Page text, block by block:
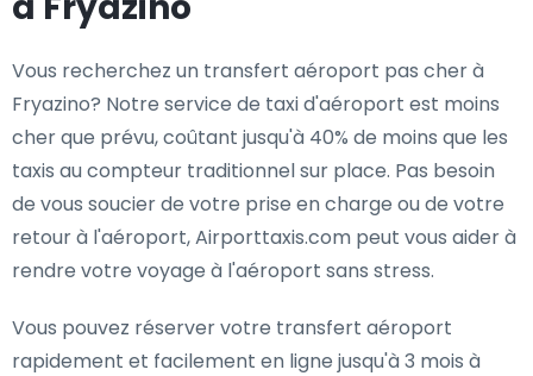
Vous recherchez un transfert aéroport pas cher à
Fryazino? Notre service de taxi d'aéroport est moins
cher que prévu, coûtant jusqu'à 40% de moins que les
taxis au compteur traditionnel sur place. Pas besoin
de vous soucier de votre prise en charge ou de votre
retour à l'aéroport, Airporttaxis.com peut vous aider à
rendre votre voyage à l'aéroport sans stress.
Vous pouvez réserver votre transfert aéroport
rapidement et facilement en ligne jusqu'à 3 mois à